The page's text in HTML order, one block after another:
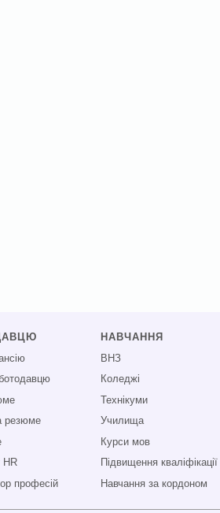
резюме
HR
професій
НАВЧАННЯ
ВНЗ
Коледжі
Технікуми
Училища
Курси мов
Підвищення кваліфікації
Навчання за кордоном